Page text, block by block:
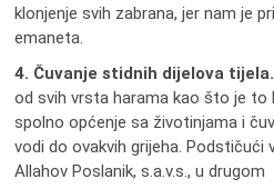
klonjenje svih zabrana, jer nam je
emaneta.
4. Čuvanje stidnih dijelova tijela.
od svih vrsta harama kao što je to
spolno općenje sa životinjama i
vodi do ovakvih grijeha. Podstičući
Allahov Poslanik, s.a.v.s., u drugom